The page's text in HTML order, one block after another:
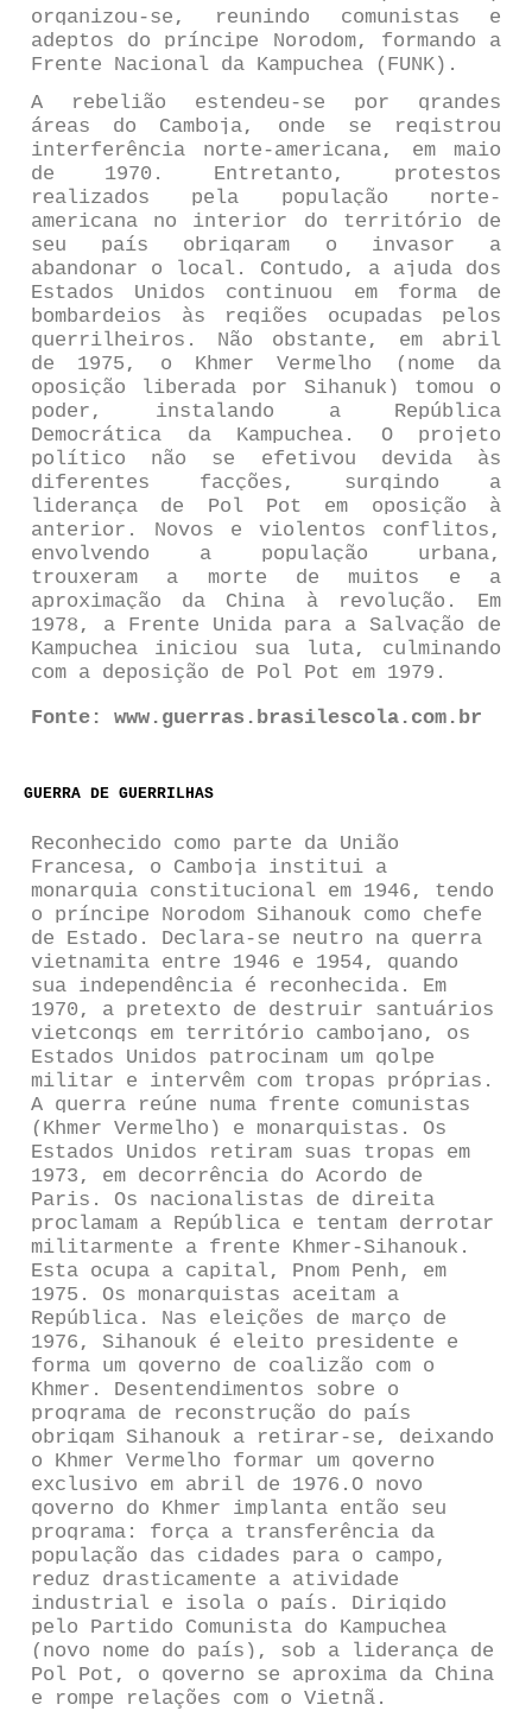
organizou-se, reunindo comunistas e
adeptos do príncipe Norodom, formando a
Frente Nacional da Kampuchea (FUNK).
A rebelião estendeu-se por grandes
áreas do Camboja, onde se registrou
interferência norte-americana, em maio
de 1970. Entretanto, protestos
realizados pela população norte-
americana no interior do território de
seu país obrigaram o invasor a
abandonar o local. Contudo, a ajuda dos
Estados Unidos continuou em forma de
bombardeios às regiões ocupadas pelos
guerrilheiros. Não obstante, em abril
de 1975, o Khmer Vermelho (nome da
oposição liberada por Sihanuk) tomou o
poder, instalando a República
Democrática da Kampuchea. O projeto
político não se efetivou devida às
diferentes facções, surgindo a
liderança de Pol Pot em oposição à
anterior. Novos e violentos conflitos,
envolvendo a população urbana,
trouxeram a morte de muitos e a
aproximação da China à revolução. Em
1978, a Frente Unida para a Salvação de
Kampuchea iniciou sua luta, culminando
com a deposição de Pol Pot em 1979.
Fonte: www.guerras.brasilescola.com.br
GUERRA DE GUERRILHAS
Reconhecido como parte da União
Francesa, o Camboja institui a
monarquia constitucional em 1946, tendo
o príncipe Norodom Sihanouk como chefe
de Estado. Declara-se neutro na guerra
vietnamita entre 1946 e 1954, quando
sua independência é reconhecida. Em
1970, a pretexto de destruir santuários
vietcongs em território cambojano, os
Estados Unidos patrocinam um golpe
militar e intervêm com tropas próprias.
A guerra reúne numa frente comunistas
(Khmer Vermelho) e monarquistas. Os
Estados Unidos retiram suas tropas em
1973, em decorrência do Acordo de
Paris. Os nacionalistas de direita
proclamam a República e tentam derrotar
militarmente a frente Khmer-Sihanouk.
Esta ocupa a capital, Pnom Penh, em
1975. Os monarquistas aceitam a
República. Nas eleições de março de
1976, Sihanouk é eleito presidente e
forma um governo de coalizão com o
Khmer. Desentendimentos sobre o
programa de reconstrução do país
obrigam Sihanouk a retirar-se, deixando
o Khmer Vermelho formar um governo
exclusivo em abril de 1976.O novo
governo do Khmer implanta então seu
programa: força a transferência da
população das cidades para o campo,
reduz drasticamente a atividade
industrial e isola o país. Dirigido
pelo Partido Comunista do Kampuchea
(novo nome do país), sob a liderança de
Pol Pot, o governo se aproxima da China
e rompe relações com o Vietnã.